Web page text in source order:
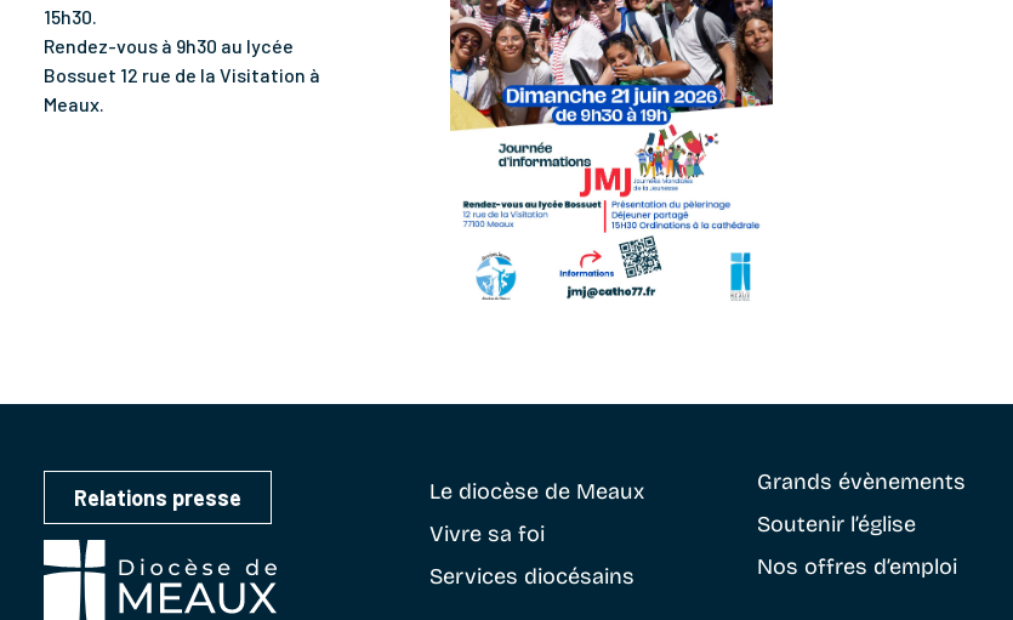
15h30.
Rendez-vous à 9h30 au lycée
Bossuet 12 rue de la Visitation à
Meaux.
Relations presse Le diocèse de Meaux
Vivre sa foi
Services diocésains
Grands évènements
Soutenir l’église
Nos offres d’emploi